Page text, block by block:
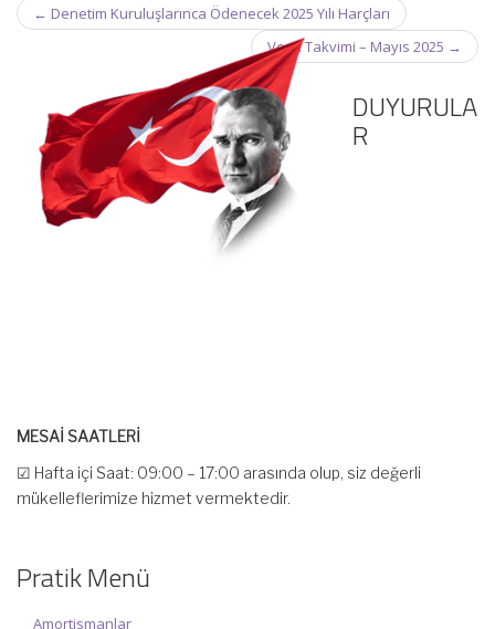
Post
navigation
← Denetim Kuruluşlarınca Ödenecek 2025 Yılı Harçları
Vergi Takvimi – Mayıs 2025 →
DUYURULA
R
MESAİ SAATLERİ
☑ Hafta içi Saat: 09:00 – 17:00 arasında olup, siz değerli
mükelleflerimize hizmet vermektedir.
İlgi ve anlayışınız için İNCİ MUHASEBE MÜŞAVİRLİK Ailesi olarak
Pratik Menü
Amortismanlar